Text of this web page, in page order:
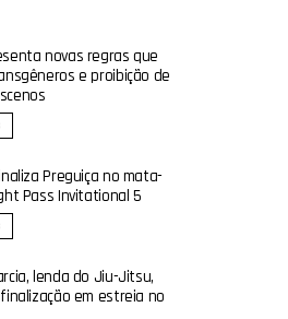
novas regras que
e proibição de
Preguiça no mata-
Pass Invitational 5
lenda do Jiu-Jitsu,
em estreia no